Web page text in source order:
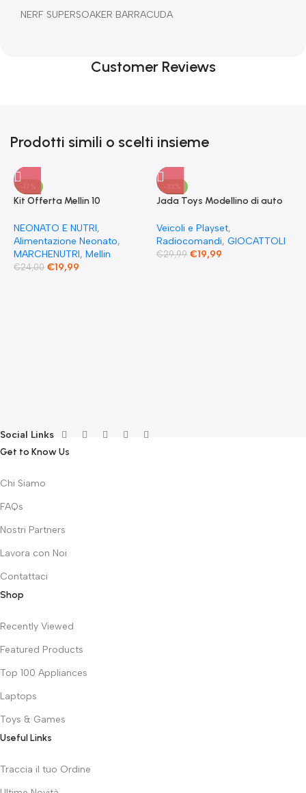
NERF SUPERSOAKER BARRACUDA
Customer Reviews
Prodotti simili o scelti insieme
-17%
Kit Offerta Mellin 10
Verdure 2 Pesce 2 Frutta e 1
Biscotto Granulato
NEONATO E NUTRI,
Alimentazione Neonato,
MARCHENUTRI, Mellin
€24,00 €19,99
-33%
Jada Toys Modellino di auto
Comandata RC 1970
Dominique Toretto Dodge
Charger 1:55
Veicoli e Playset,
Radiocomandi, GIOCATTOLI
€29,99 €19,99
Social Links
Get to Know Us
Chi Siamo
FAQs
Nostri Partners
Lavora con Noi
Contattaci
Shop
Recently Viewed
Featured Products
Top 100 Appliances
Laptops
Toys & Games
Useful Links
Traccia il tuo Ordine